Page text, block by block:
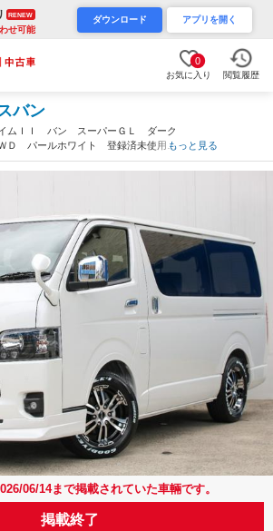
RENEW
せ可能
ダウンロード アプリを開く
0
お気に入り 閲覧履歴
バン
ムＩＩ バン スーパーＧＬ ダーク
Ｄ パールホワイト 登録済未使用
１ナビ ＥＴＣ２．０ 両側パワース
ラー アルミホイール カスタム（東
もっと見る
06/14まで掲載されていた車輛です。
掲載終了